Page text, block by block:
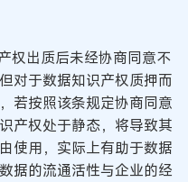
权出质后未经协商同意不
对于数据知识产权质押而
若按照该条规定协商同意
产权处于静态，将导致其
使用，实际上有助于数据
据的流通活性与企业的经